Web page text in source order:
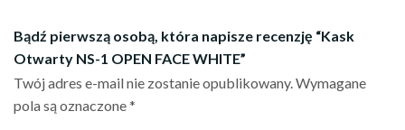
Bądź pierwszą osobą, która napisze recenzję “Kask
Otwarty NS-1 OPEN FACE WHITE”
Twój adres e-mail nie zostanie opublikowany. Wymagane
pola są oznaczone*